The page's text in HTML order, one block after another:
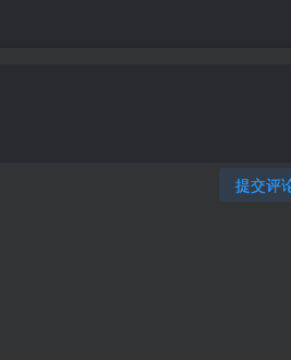
提交评